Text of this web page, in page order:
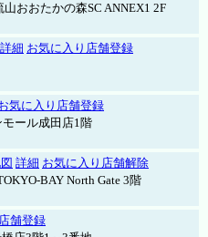
おおたかの森SC ANNEX1 2F
詳細 お気に入り店舗登録
気に入り店舗登録
ール成田店1階
詳細 お気に入り店舗解除
BAY North Gate 3階
舗登録